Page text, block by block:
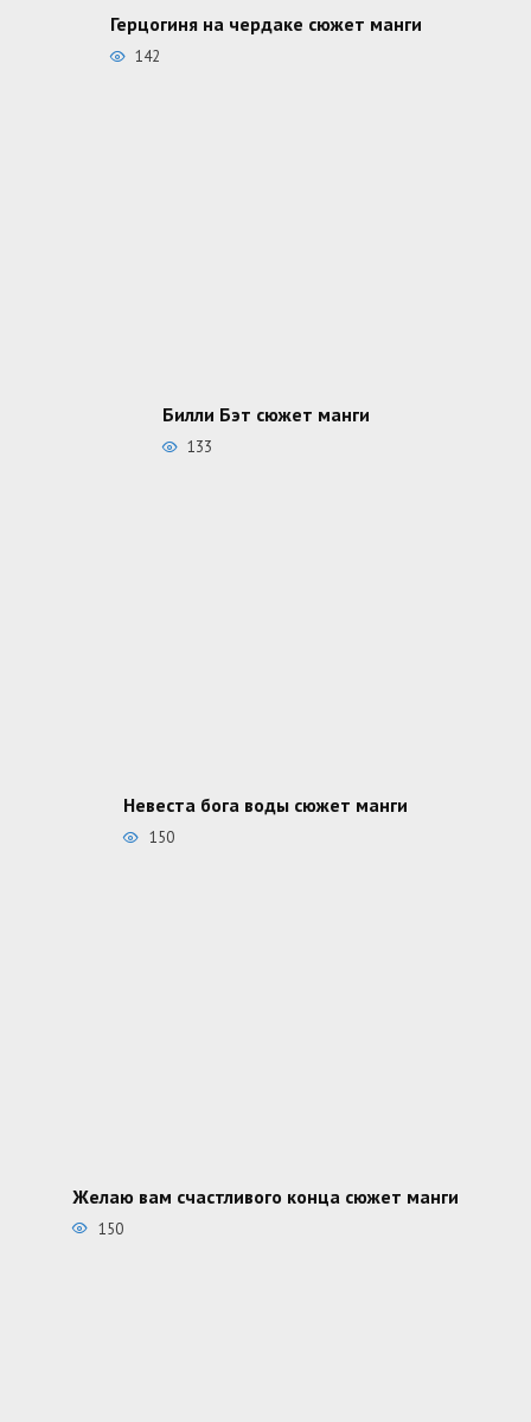
Герцогиня на чердаке сюжет манги
142
Билли Бэт сюжет манги
133
Невеста бога воды сюжет манги
150
Желаю вам счастливого конца сюжет манги
150